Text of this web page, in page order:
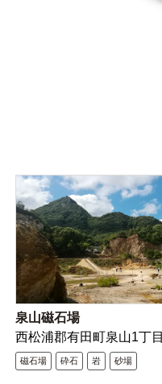
泉山磁石場
西松浦郡有田町泉山1丁目
磁石場 砕石 岩 砂場